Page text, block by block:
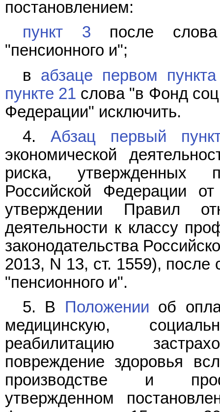
постановлением:
пункт 3 после
"пенсионного и";
в абзаце первом
пункте 21 слова "в Фонд
Федерации" исключить.
4. Абзац первый
экономической
риска, утвержденных
Российской Федерации
утверждении Правил
деятельности к классу
законодательства
2013, N 13, ст. 1559),
"пенсионного и".
5. В Положении об
медицинскую,
реабилитацию
повреждение здоровья
производстве и
утвержденном